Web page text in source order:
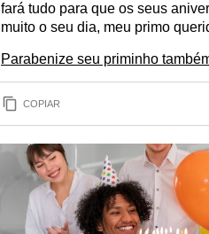
fará tudo para que os seus
muito o seu dia, meu primo
Parabenize seu priminho
COPIAR